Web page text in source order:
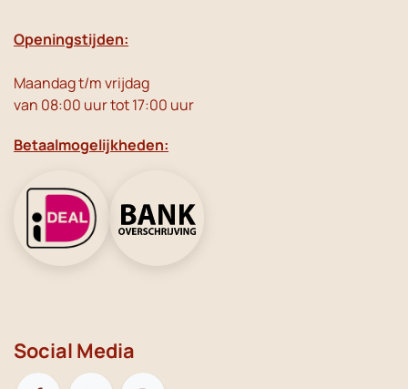
Openingstijden:
Maandag t/m vrijdag
van 08:00 uur tot 17:00 uur
Betaalmogelijkheden:
Social Media